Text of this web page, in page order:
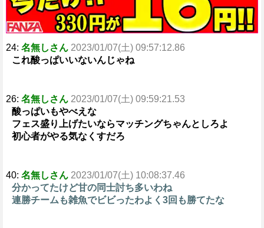
24: 名無しさん 2023/01/07(土) 09:57:12.86
これ酸っぱいいないんじゃね
26: 名無しさん 2023/01/07(土) 09:59:21.53
酸っぱいもやべえな
フェス盛り上げたいならマッチングちゃんとしろよ
初心者がやる気なくすだろ
40: 名無しさん 2023/01/07(土) 10:08:37.46
分かってたけど甘の同士討ち多いわね
連勝チームも雑魚でビビったわよく3回も勝てたな